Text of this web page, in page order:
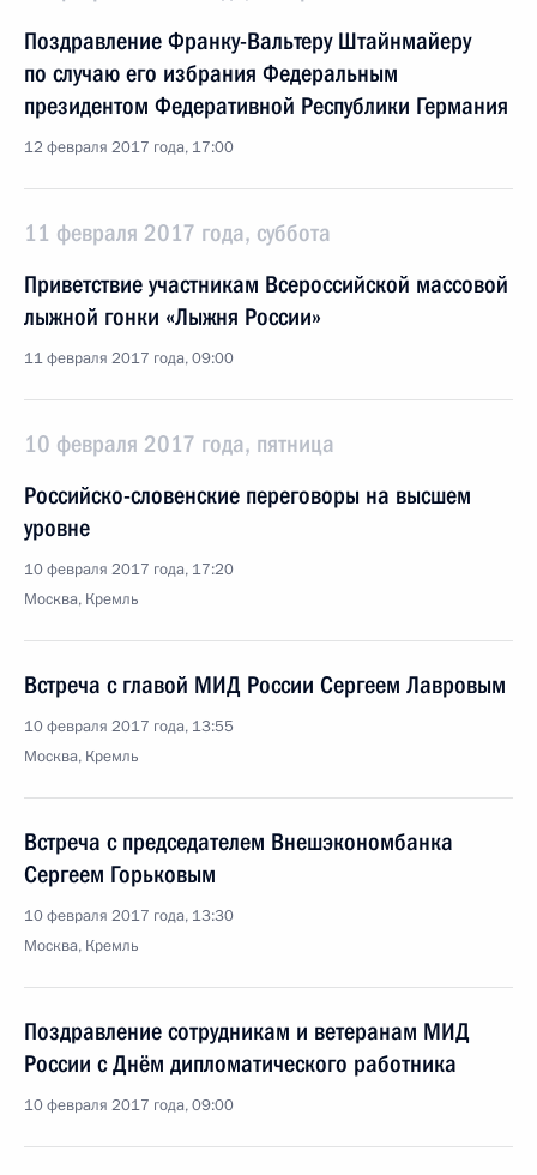
Поздравление Франку-Вальтеру Штайнмайеру
по случаю его избрания Федеральным
президентом Федеративной Республики Германия
12 февраля 2017 года, 17:00
11 февраля 2017 года, суббота
Приветствие участникам Всероссийской массовой
лыжной гонки «Лыжня России»
11 февраля 2017 года, 09:00
10 февраля 2017 года, пятница
Российско-словенские переговоры на высшем
уровне
10 февраля 2017 года, 17:20
Москва, Кремль
Встреча с главой МИД России Сергеем Лавровым
10 февраля 2017 года, 13:55
Москва, Кремль
Встреча с председателем Внешэкономбанка
Сергеем Горьковым
10 февраля 2017 года, 13:30
Москва, Кремль
Поздравление сотрудникам и ветеранам МИД
России с Днём дипломатического работника
10 февраля 2017 года, 09:00